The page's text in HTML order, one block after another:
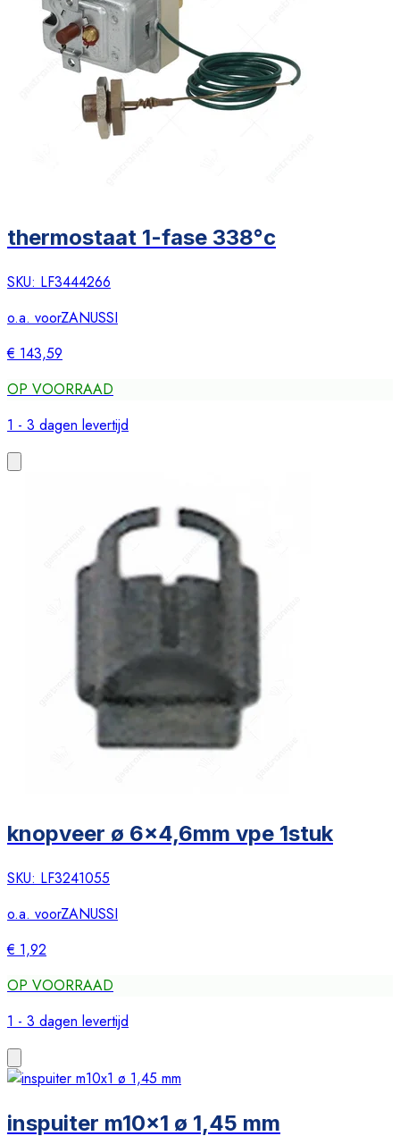
thermostaat 1-fase 338°c
SKU: LF3444266
o.a. voorZANUSSI
€ 143,59
OP VOORRAAD
1 - 3 dagen levertijd
knopveer ø 6x4,6mm vpe 1stuk
SKU: LF3241055
o.a. voorZANUSSI
€ 1,92
OP VOORRAAD
1 - 3 dagen levertijd
inspuiter m10x1 ø 1,45 mm